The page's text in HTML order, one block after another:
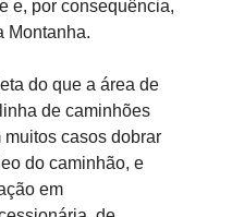
e, por consequência,
Montanha.
do que a área de
de caminhões
casos dobrar
do caminhão, e
em